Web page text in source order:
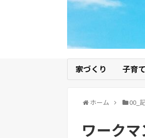
家づくり 子育て
ホーム 00_
ワーク